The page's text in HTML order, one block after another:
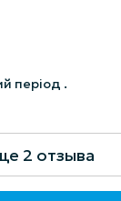
період .
2 отзыва